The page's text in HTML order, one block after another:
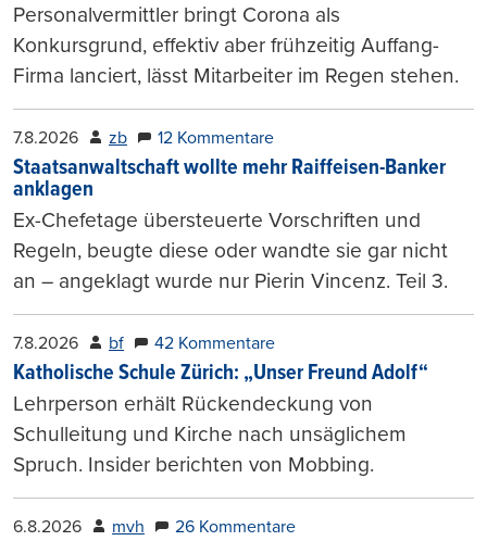
Personalvermittler bringt Corona als
Konkursgrund, effektiv aber frühzeitig Auffang-
Firma lanciert, lässt Mitarbeiter im Regen stehen.
7.8.2026 zb 12 Kommentare
Staatsanwaltschaft wollte mehr Raiffeisen-Banker
anklagen
Ex-Chefetage übersteuerte Vorschriften und
Regeln, beugte diese oder wandte sie gar nicht
an – angeklagt wurde nur Pierin Vincenz. Teil 3.
7.8.2026 bf 42 Kommentare
Katholische Schule Zürich: „Unser Freund Adolf“
Lehrperson erhält Rückendeckung von
Schulleitung und Kirche nach unsäglichem
Spruch. Insider berichten von Mobbing.
6.8.2026 mvh 26 Kommentare